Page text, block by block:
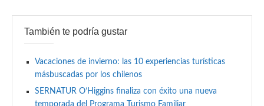
También te podría gustar
Vacaciones de invierno: las 10 experiencias turísticas
másbuscadas por los chilenos
SERNATUR O’Higgins finaliza con éxito una nueva
temporada del Programa Turismo Familiar